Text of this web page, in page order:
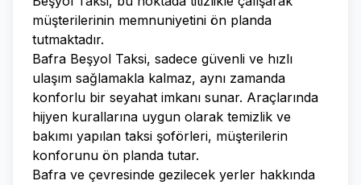
müşterilerinin memnuniyetini ön planda
tutmaktadır.
Bafra Beşyol Taksi, sadece güvenli ve hızlı
ulaşım sağlamakla kalmaz, aynı zamanda
konforlu bir seyahat imkanı sunar. Araçlarında
hijyen kurallarına uygun olarak temizlik ve
bakımı yapılan taksi şoförleri, müşterilerin
konforunu ön planda tutar.
Bafra ve çevresinde gezilecek yerler hakkında